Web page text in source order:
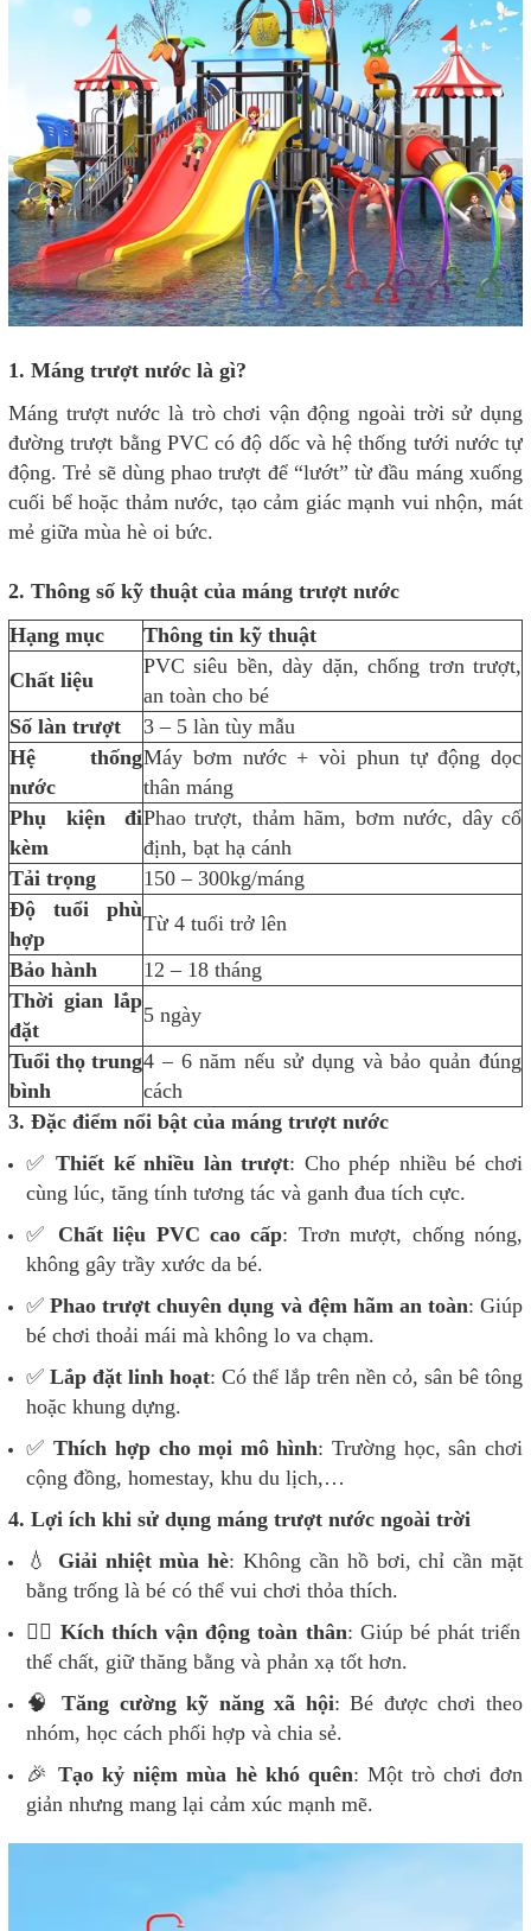
1. Máng trượt nước là gì?
Máng trượt nước là trò chơi vận động ngoài trời sử dụng
đường trượt bằng PVC có độ dốc và hệ thống tưới nước tự
động. Trẻ sẽ dùng phao trượt để “lướt” từ đầu máng xuống
cuối bể hoặc thảm nước, tạo cảm giác mạnh vui nhộn, mát
mẻ giữa mùa hè oi bức.
2. Thông số kỹ thuật của máng trượt nước
Hạng mục
Thông tin kỹ thuật
Chất liệu
PVC siêu bền, dày dặn, chống trơn trượt,
an toàn cho bé
Số làn trượt
3 – 5 làn tùy mẫu
Hệ thống
nước
Máy bơm nước + vòi phun tự động dọc
thân máng
Phụ kiện đi
kèm
Phao trượt, thảm hãm, bơm nước, dây cố
định, bạt hạ cánh
Tải trọng
150 – 300kg/máng
Độ tuổi phù
hợp
Từ 4 tuổi trở lên
Bảo hành
12 – 18 tháng
Thời gian lắp
đặt
5 ngày
Tuổi thọ trung
bình
4 – 6 năm nếu sử dụng và bảo quản đúng
cách
3. Đặc điểm nổi bật của máng trượt nước
✅Thiết kế nhiều làn trượt: Cho phép nhiều bé chơi
cùng lúc, tăng tính tương tác và ganh đua tích cực.
✅ Chất liệu PVC cao cấp: Trơn mượt, chống nóng,
không gây trầy xước da bé.
✅Phao trượt chuyên dụng và đệm hãm an toàn: Giúp
bé chơi thoải mái mà không lo va chạm.
✅ Lắp đặt linh hoạt: Có thể lắp trên nền cỏ, sân bê tông
hoặc khung dựng.
✅Thích hợp cho mọi mô hình: Trường học, sân chơi
cộng đồng, homestay, khu du lịch,…
4. Lợi ích khi sử dụng máng trượt nước ngoài trời
💧 Giải nhiệt mùa hè: Không cần hồ bơi, chỉ cần mặt
bằng trống là bé có thể vui chơi thỏa thích.
🏃‍♂️Kích thích vận động toàn thân: Giúp bé phát triển
thể chất, giữ thăng bằng và phản xạ tốt hơn.
🧠Tăng cường kỹ năng xã hội: Bé được chơi theo
nhóm, học cách phối hợp và chia sẻ.
🎉Tạo kỷ niệm mùa hè khó quên: Một trò chơi đơn
giản nhưng mang lại cảm xúc mạnh mẽ.